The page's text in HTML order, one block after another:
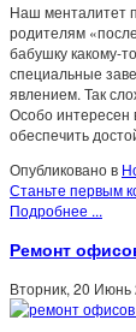
Наш менталитет
родителям
бабушку какому-
специальные
явлением. Так
Особо интересен
обеспечить
Опубликовано в
Станьте первым
Подробнее ...
Ремонт
Вторник, 20 Июнь